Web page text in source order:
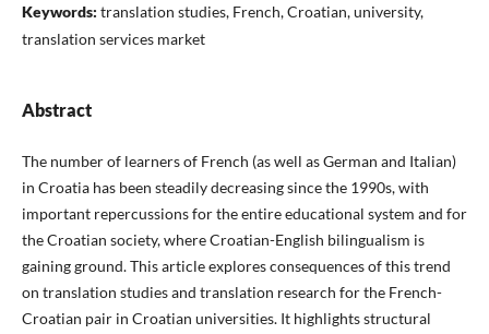
Keywords: translation studies, French, Croatian, university,
translation services market
Abstract
The number of learners of French (as well as German and Italian)
in Croatia has been steadily decreasing since the 1990s, with
important repercussions for the entire educational system and for
the Croatian society, where Croatian-English bilingualism is
gaining ground. This article explores consequences of this trend
on translation studies and translation research for the French-
Croatian pair in Croatian universities. It highlights structural